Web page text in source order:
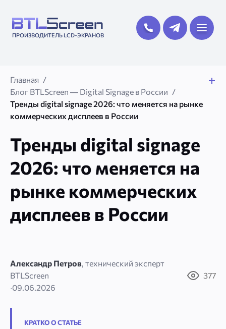
ПРОИЗВОДИТЕЛЬ LCD-ЭКРАНОВ
Главная
Блог BTLScreen — Digital Signage в России
Тренды digital signage 2026: что меняется на рынке
коммерческих дисплеев в России
Тренды digital signage
2026: что меняется на
рынке коммерческих
дисплеев в России
Александр Петров, технический эксперт
BTLScreen
·09.06.2026
377
КРАТКО О СТАТЬЕ